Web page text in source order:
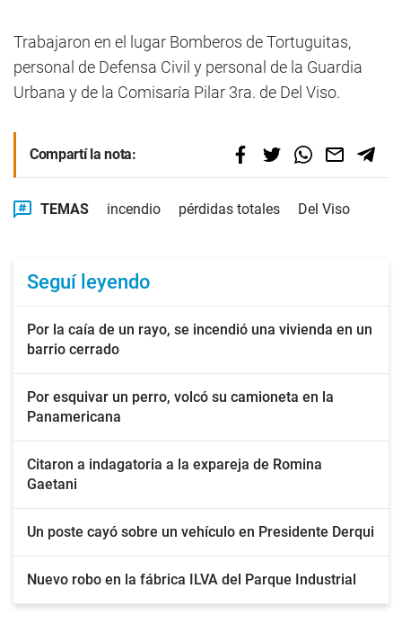
Trabajaron en el lugar Bomberos de Tortuguitas,
personal de Defensa Civil y personal de la Guardia
Urbana y de la Comisaría Pilar 3ra. de Del Viso.
Compartí la nota:
TEMAS incendio pérdidas totales Del Viso
Seguí leyendo
Por la caía de un rayo, se incendió una vivienda en un
barrio cerrado
Por esquivar un perro, volcó su camioneta en la
Panamericana
Citaron a indagatoria a la expareja de Romina
Gaetani
Un poste cayó sobre un vehículo en Presidente Derqui
Nuevo robo en la fábrica ILVA del Parque Industrial